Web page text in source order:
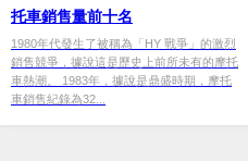
托車銷售量前十名
1980年代發生了被稱為「HY 戰爭」的激烈
銷售競爭，據說這是歷史上前所未有的摩托
車熱潮。 1983年，據說是鼎盛時期，摩托
車銷售紀錄為32...